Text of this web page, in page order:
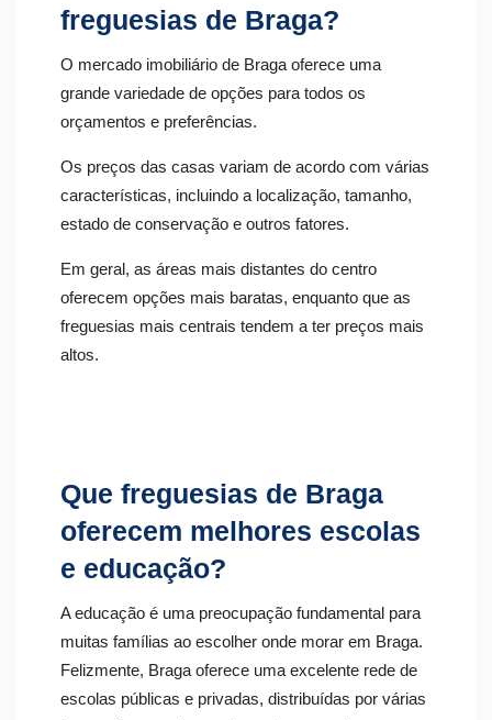
freguesias de Braga?
O mercado imobiliário de Braga oferece uma
grande variedade de opções para todos os
orçamentos e preferências.
Os preços das casas variam de acordo com várias
características, incluindo a localização, tamanho,
estado de conservação e outros fatores.
Em geral, as áreas mais distantes do centro
oferecem opções mais baratas, enquanto que as
freguesias mais centrais tendem a ter preços mais
altos.
Que freguesias de Braga
oferecem melhores escolas
e educação?
A educação é uma preocupação fundamental para
muitas famílias ao escolher onde morar em Braga.
Felizmente, Braga oferece uma excelente rede de
escolas públicas e privadas, distribuídas por várias